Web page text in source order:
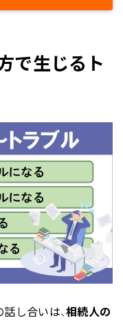
で生じるト
し合いは、相続人の